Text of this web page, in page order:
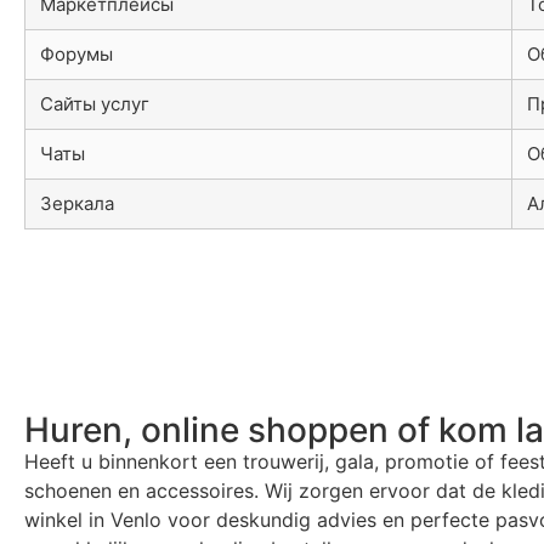
Форумы
Сайты услуг
Чаты
Зеркала
Huren, online shoppen of kom
Heeft u binnenkort een trouwerij, gala, promotie of
schoenen en accessoires. Wij zorgen ervoor dat de
winkel in Venlo voor deskundig advies en perfecte